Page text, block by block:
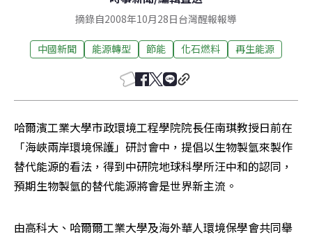
摘錄自2008年10月28日台灣醒報報導
中國新聞 能源轉型 節能 化石燃料 再生能源
哈爾濱工業大學市政環境工程學院院長任南琪教授日前在
「海峽兩岸環境保護」研討會中，提倡以生物製氫來製作
替代能源的看法，得到中研院地球科學所汪中和的認同，
預期生物製氫的替代能源將會是世界新主流。
由高科大、哈爾爾工業大學及海外華人環境保學會共同舉